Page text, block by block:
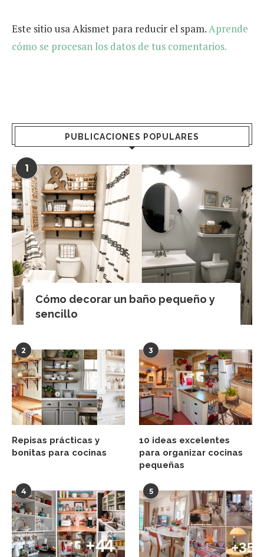
Este sitio usa Akismet para reducir el spam.Aprende
cómo se procesan los datos de tus comentarios.
PUBLICACIONES POPULARES
1
Cómo decorar un baño pequeño y
sencillo
2
Repisas prácticas y
bonitas para cocinas
3
10 ideas excelentes
para organizar cocinas
pequeñas
4 5